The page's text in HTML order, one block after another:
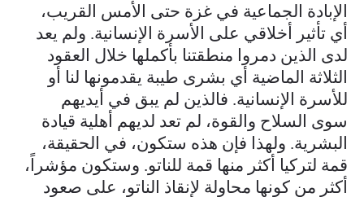
الإبادة الجماعية في غزة حتى الأمس القريب،
أي تأثير أخلاقي على الأسرة الإنسانية. ولم يعد
لدى الذين دمروا منطقتنا بأكملها خلال العقود
الثلاثة الماضية أي بشرى طيبة يقدمونها لنا أو
للأسرة الإنسانية. فالذين لم يبق في أيديهم
سوى السلاح والقوة، لم تعد لديهم أهلية قيادة
البشرية. ولهذا فإن هذه ستكون، في الحقيقة،
قمة لتركيا أكثر منها قمة للناتو. وستكون مؤشراً،
أكثر من كونها محاولة لإنقاذ الناتو، على صعود